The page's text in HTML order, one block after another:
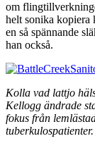
om
helt sonika kopiera
en så spännande
han också.
Kolla vad lattjo
Kellogg ändrade
fokus från
tuberkulospatienter.